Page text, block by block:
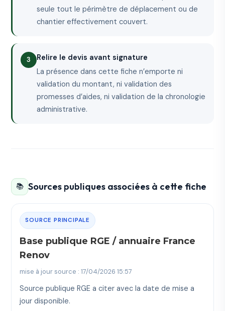
seule tout le périmètre de déplacement ou de
chantier effectivement couvert.
Relire le devis avant signature
La présence dans cette fiche n’emporte ni
validation du montant, ni validation des
promesses d’aides, ni validation de la chronologie
administrative.
📚 Sources publiques associées à cette fiche
SOURCE PRINCIPALE
Base publique RGE / annuaire France
Renov
mise à jour source : 17/04/2026 15:57
Source publique RGE a citer avec la date de mise a
jour disponible.